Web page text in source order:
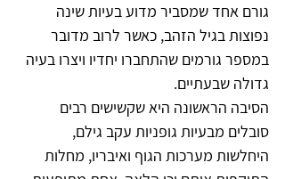
גורם אחד שמסביר מדוע בעיות שינה
נפוצות בגיל הזהב, כאשר לרוב מדובר
במספר גורמים שהתחברו יחדיו ויצרו בעיה
גדולה שבעתיים.
הסיבה הראשונה היא שקשישים רבים
סובלים מבעיות גופניות עקב גילם,
היחלשות מערכות הגוף ואיבריו, מחלות